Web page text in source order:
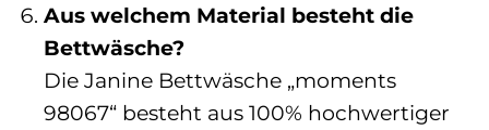
Aus welchem Material besteht die
Bettwäsche?
Die Janine Bettwäsche „moments
98067“ besteht aus 100% hochwertiger